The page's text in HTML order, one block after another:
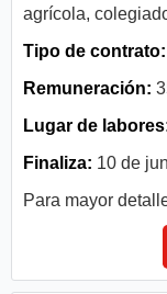
agrícola,
Tipo de contrato:
Remuneración:
Lugar de
Finaliza: 10 de
Para mayor